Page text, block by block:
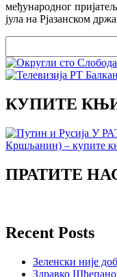
међународног
јула на Рјазанском
КУПИТЕ
ПРАТИТЕ
Recent Posts
Зеленски није
Здравко